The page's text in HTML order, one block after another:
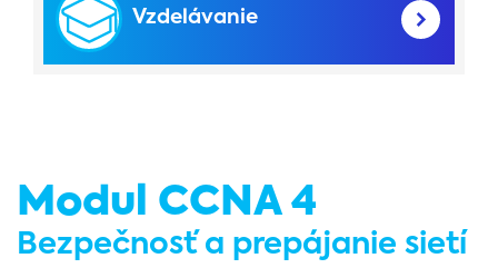
Vzdelávanie
Modul CCNA 4
Bezpečnosť a prepájanie sietí